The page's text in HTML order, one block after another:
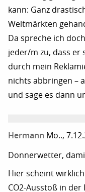
kann: Ganz
Weltmärkten
Da spreche ich
jeder/m zu, dass er
durch mein
nichts abbringen –
und sage es dann
Hermann Mo..,
Donnerwetter,
Hier scheint
CO2-Ausstoß in der